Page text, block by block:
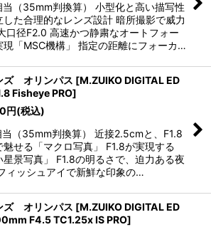
（35mm判換算） 小型化と高い描写性
した合理的なレンズ設計 暗所撮影で威力
口径F2.0 高速かつ静粛なオートフォー
現「MSC機構」 指定の距離にフォーカ…
ズ オリンパス [M.ZUIKO DIGITAL ED
Fisheye PRO]
円(税込)
（35mm判換算） 近接2.5cmと、F1.8
魅せる「マクロ写真」 F1.8が実現する
星景写真」 F1.8の明るさで、迫力ある夜
ィッシュアイで新鮮な印象の…
ズ オリンパス [M.ZUIKO DIGITAL ED
F4.5 TC1.25x IS PRO]